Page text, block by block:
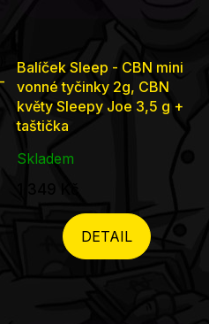
Balíček Sleep - CBN mini
vonné tyčinky 2g, CBN
květy Sleepy Joe 3,5 g +
taštička
Skladem
DETAIL